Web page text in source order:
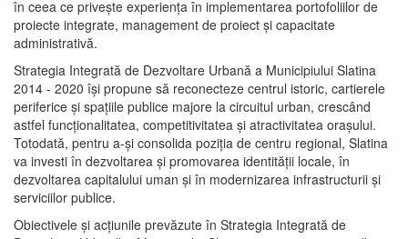
în ceea ce priveşte experienţa în implementarea portofoliilor de
proiecte integrate, management de proiect și capacitate
administrativă.
Strategia Integrată de Dezvoltare Urbană a Municipiului Slatina
2014 - 2020 își propune să reconecteze centrul istoric, cartierele
periferice şi spaţiile publice majore la circuitul urban, crescând
astfel funcţionalitatea, competitivitatea şi atractivitatea oraşului.
Totodată, pentru a-şi consolida poziţia de centru regional, Slatina
va investi în dezvoltarea şi promovarea identităţii locale, în
dezvoltarea capitalului uman şi în modernizarea infrastructurii şi
serviciilor publice.
Obiectivele şi acţiunile prevăzute în Strategia Integrată de